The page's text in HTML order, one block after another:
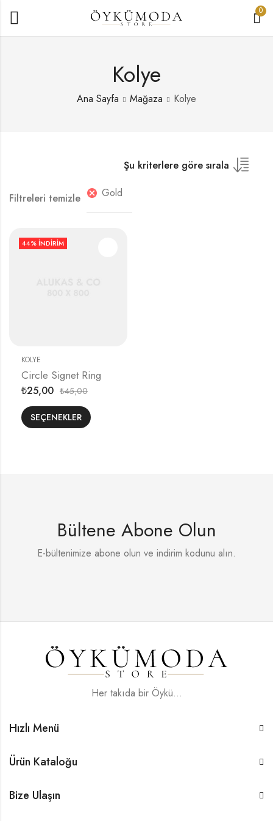
0
Kolye
Ana Sayfa Mağaza Kolye
Şu kriterlere göre sırala
Filtreleri temizle Gold
44% İNDIRIM
KOLYE
Circle Signet Ring
₺25,00 ₺45,00
SEÇENEKLER
Bültene Abone Olun
E-bültenimize abone olun ve indirim kodunu alın.
Her takıda bir Öykü...
Hızlı Menü
Ürün Kataloğu
Bize Ulaşın